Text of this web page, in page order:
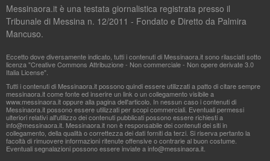
Messinaora.it è una testata giornalistica registrata presso il
Tribunale di Messina n. 12/2011 - Fondato e Diretto da Palmira
Mancuso.
Eccetto dove diversamente indicato, tutti i contenuti di Messinaora.it sono rilasciati sotto
licenza "Creative Commons Attribuzione - Non commerciale - Non opere derivate 3.0
Italia License".
Tutti i contenuti di Messinaora.it possono quindi essere utilizzati a patto di citare sempre
messinaora.it come fonte ed inserire un link o un collegamento visibile a
www.messinaora.it oppure alla pagina dell'articolo. In nessun caso i contenuti di
Messinaora.it possono essere utilizzati per scopi commerciali. Eventuali permessi
ulteriori relativi all'utilizzo dei contenuti pubblicati possono essere richiesti a
info@messinaora.it . Messinaora.it non è responsabile dei contenuti dei siti in
collegamento, della qualità o correttezza dei dati forniti da terzi. Si riserva pertanto la
facoltà di rimuovere informazioni ritenute offensive o contrarie al buon costume.
Eventuali segnalazioni possono essere inviate ainfo@messinaora.it